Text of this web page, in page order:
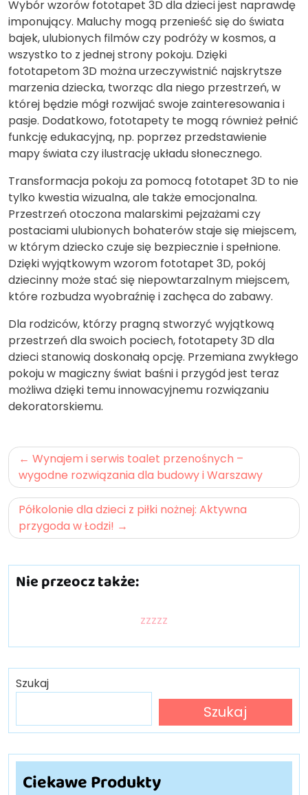
Wybór wzorów fototapet 3D dla dzieci jest naprawdę
imponujący. Maluchy mogą przenieść się do świata
bajek, ulubionych filmów czy podróży w kosmos, a
wszystko to z jednej strony pokoju. Dzięki
fototapetom 3D można urzeczywistnić najskrytsze
marzenia dziecka, tworząc dla niego przestrzeń, w
której będzie mógł rozwijać swoje zainteresowania i
pasje. Dodatkowo, fototapety te mogą również pełnić
funkcję edukacyjną, np. poprzez przedstawienie
mapy świata czy ilustrację układu słonecznego.
Transformacja pokoju za pomocą fototapet 3D to nie
tylko kwestia wizualna, ale także emocjonalna.
Przestrzeń otoczona malarskimi pejzażami czy
postaciami ulubionych bohaterów staje się miejscem,
w którym dziecko czuje się bezpiecznie i spełnione.
Dzięki wyjątkowym wzorom fototapet 3D, pokój
dziecinny może stać się niepowtarzalnym miejscem,
które rozbudza wyobraźnię i zachęca do zabawy.
Dla rodziców, którzy pragną stworzyć wyjątkową
przestrzeń dla swoich pociech, fototapety 3D dla
dzieci stanowią doskonałą opcję. Przemiana zwykłego
pokoju w magiczny świat baśni i przygód jest teraz
możliwa dzięki temu innowacyjnemu rozwiązaniu
dekoratorskiemu.
Nawigacja
wpisu
Wynajem i serwis toalet przenośnych –
wygodne rozwiązania dla budowy i Warszawy
Półkolonie dla dzieci z piłki nożnej: Aktywna
przygoda w Łodzi!
Nie przeocz także:
zzzzz
Szukaj
Szukaj
Ciekawe Produkty